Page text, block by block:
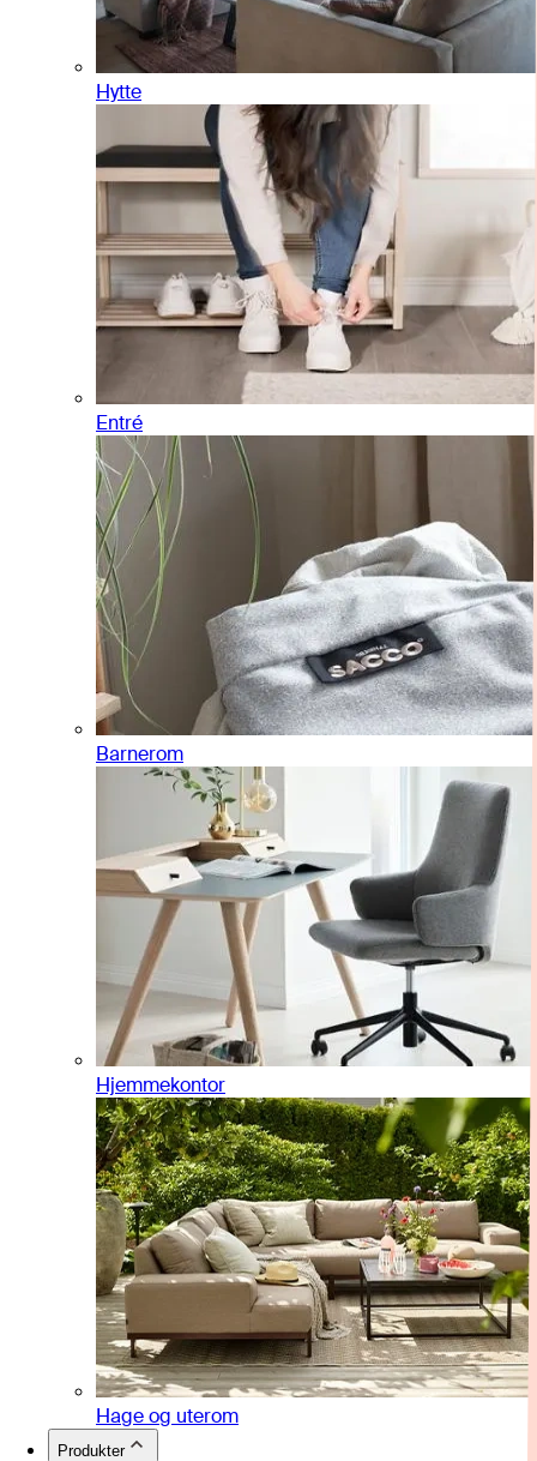
Hytte
Entré
Barnerom
Hjemmekontor
Hage og uterom
Produkter